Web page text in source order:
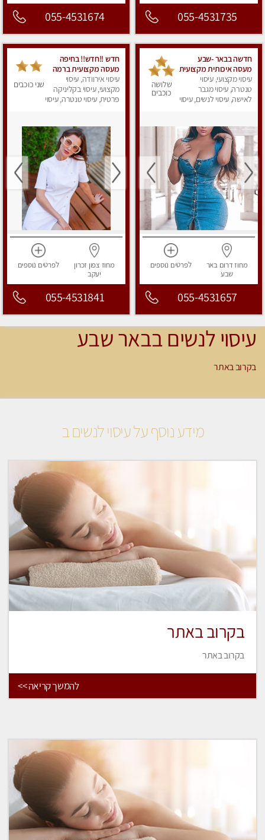
055-4531735
055-4531674
חדשה בבאר -שבע
מעסה איכותית מקצועית
ומפנקת
עיסוי מקצועי, עיסוי
טנטרה, עיסוי מגבר
לאישה, עיסוי לנשים, עיסוי
שלושה
כוכבים
מחוז דרום באר
שבע
לפרטים נוספים
055-4531657
חדש !!חדש!! בחיפה
מעסה מקצועית ברמה
גבוה
עיסוי אירוודה, עיסוי
מקצועי, עיסוי בקליניקה
פרטית, עיסוי טנטרה, עיסוי
שני כוכבים
מחוז צפון זכרון
יעקב
לפרטים נוספים
055-4531841
עיסוי לנשים בבאר שבע
בקרוב באתר
מידע נוסף על עיסוי לנשים ב
בקרוב באתר
בקרוב באתר
להמשך קריאה >>